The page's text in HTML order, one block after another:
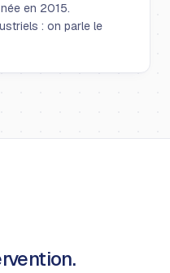
en 2015.
: on parle le